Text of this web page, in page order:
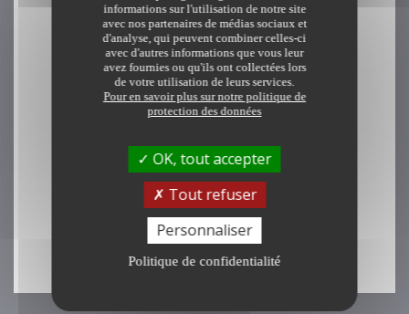
SUJET
MESSAGE *
Transmettre
informations sur l'utilisation de notre site
avec nos partenaires de médias sociaux et
d'analyse, qui peuvent combiner celles-ci
avec d'autres informations que vous leur
avez fournies ou qu'ils ont collectées lors
de votre utilisation de leurs services.
Pour en savoir plus sur notre politique de
protection des données
OK, tout accepter
Tout refuser
Personnaliser
Politique de confidentialité